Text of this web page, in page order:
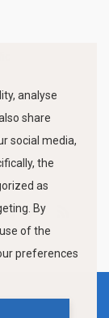
analyse
share
social media,
the
as
By
of the
preferences